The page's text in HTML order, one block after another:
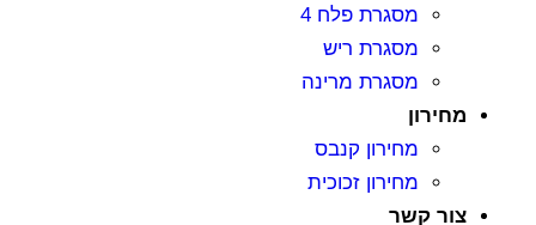
מסגרת פלח 4
מסגרת ריש
מסגרת מרינה
מחירון קנבס
מחירון זכוכית
קשר